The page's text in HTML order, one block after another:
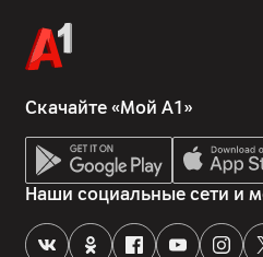
Скачайте «Мой А1»
Наши социальные сети и